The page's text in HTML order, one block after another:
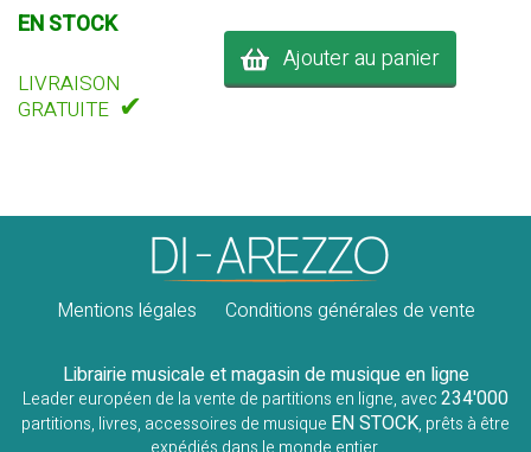
EN STOCK
LIVRAISON
GRATUITE ✔
Ajouter au panier
Mentions légales Conditions générales de vente
Librairie musicale et magasin de musique en ligne
Leader européen de la vente de partitions en ligne, avec234'000
partitions, livres, accessoires de musique EN STOCK, prêts à être